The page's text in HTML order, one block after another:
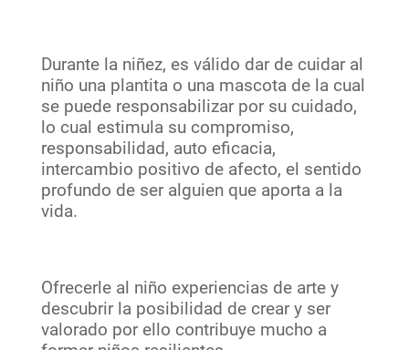
Durante la niñez, es válido dar de cuidar al
niño una plantita o una mascota de la cual
se puede responsabilizar por su cuidado,
lo cual estimula su compromiso,
responsabilidad, auto eficacia,
intercambio positivo de afecto, el sentido
profundo de ser alguien que aporta a la
vida.
Ofrecerle al niño experiencias de arte y
descubrir la posibilidad de crear y ser
valorado por ello contribuye mucho a